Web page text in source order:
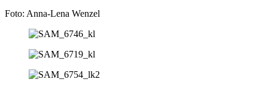
Foto: Anna-Lena Wenzel